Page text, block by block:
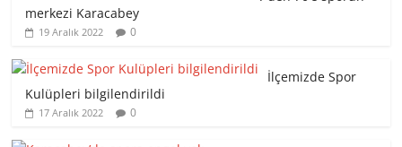
merkezi Karacabey
19 Aralık 2022 0
İlçemizde Spor
Kulüpleri bilgilendirildi
17 Aralık 2022 0